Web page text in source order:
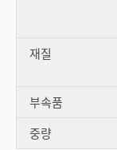
재질
부속품
중량